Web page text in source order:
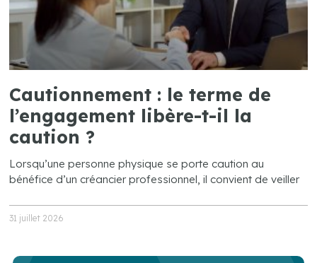
Cautionnement : le terme de
l’engagement libère-t-il la
caution ?
Lorsqu’une personne physique se porte caution au
bénéfice d’un créancier professionnel, il convient de veiller
31 juillet 2026